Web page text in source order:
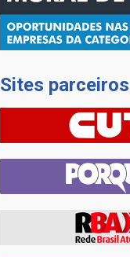
Sites parceiros